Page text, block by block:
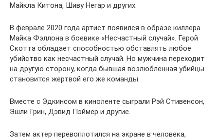
Майкла Китона, Шиву Негар и других.
В феврале 2020 года артист появился в образе киллера
Майка Фэллона в боевике «Несчастный случай». Герой
Скотта обладает способностью обставлять любое
убийство как несчастный случай. Но мужчина переходит
на другую сторону, когда бывшая возлюбленная убийцы
становится жертвой его же команды.
Вместе с Эдкинсом в киноленте сыграли Рэй Стивенсон,
Эшли Грин, Дэвид Пэймер и другие.
Затем актер перевоплотился на экране в человека,